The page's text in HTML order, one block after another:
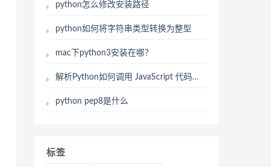
python怎么修改安装路径
python如何将字符串类型转换为整型
mac下python3安装在哪？
解析Python如何调用 JavaScript 代码的方法？
python pep8是什么
标签